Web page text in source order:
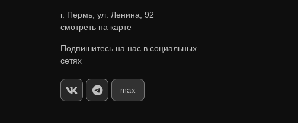
г. Пермь, ул. Ленина, 92
смотреть на карте
Подпишитесь на нас в социальных
сетях
max